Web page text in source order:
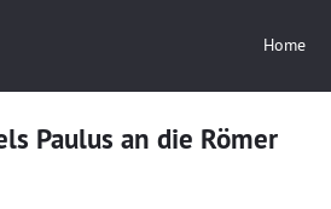
Home
Paulus an die Römer